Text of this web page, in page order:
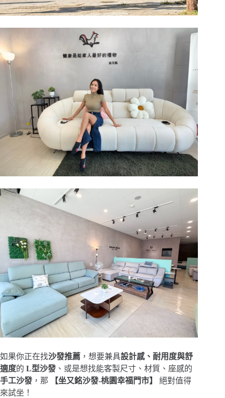
如果你正在找沙發推薦 ，想要兼具設計感、耐用度與舒
適度的 L型沙發 、或是想找能客製尺寸、材質、座感的
手工沙發 ，那 【坐又銘沙發-桃園幸福門市】
絕對值得
來試坐！